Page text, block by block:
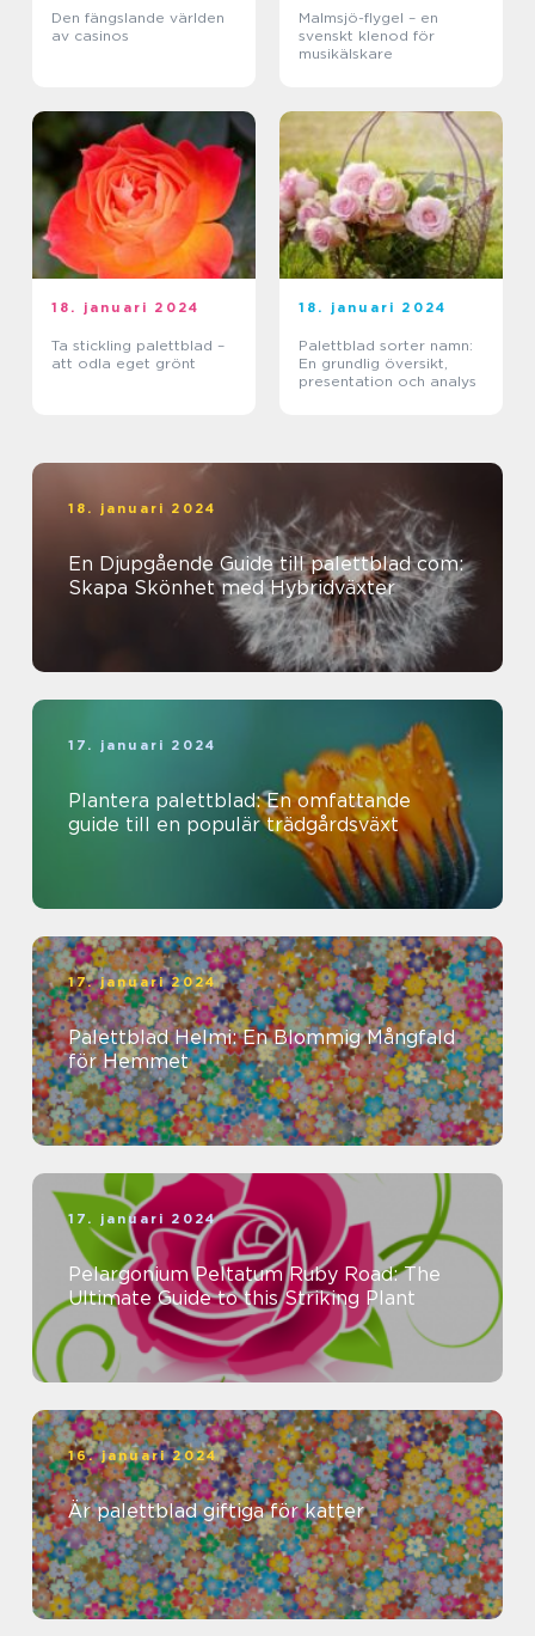
Den fängslande världen
av casinos
Malmsjö-flygel – en
svenskt klenod för
musikälskare
18. januari 2024
Ta stickling palettblad –
att odla eget grönt
18. januari 2024
Palettblad sorter namn:
En grundlig översikt,
presentation och analys
18. januari 2024
En Djupgående Guide till palettblad com:
Skapa Skönhet med Hybridväxter
17. januari 2024
Plantera palettblad: En omfattande
guide till en populär trädgårdsväxt
17. januari 2024
Palettblad Helmi: En Blommig Mångfald
för Hemmet
17. januari 2024
Pelargonium Peltatum Ruby Road: The
Ultimate Guide to this Striking Plant
16. januari 2024
Är palettblad giftiga för katter